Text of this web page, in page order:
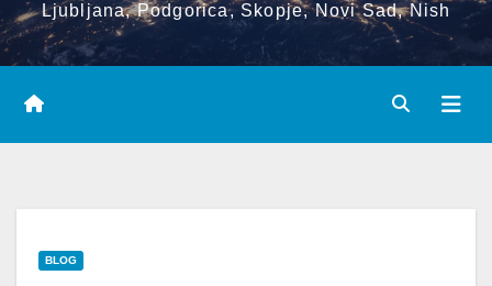
Ljubljana, Podgorica, Skopje, Novi Sad, Nish
BLOG